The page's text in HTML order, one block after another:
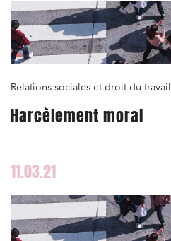
Relations sociales et droit du travail
Harcèlement moral
11.03.21